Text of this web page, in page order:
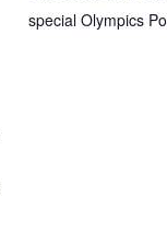
special Olympics